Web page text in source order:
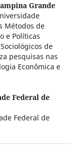
Grande
Métodos de
e Políticas
de
pesquisas nas
Econômica e
Federal de
Federal de